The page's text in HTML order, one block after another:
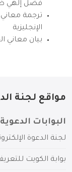
فضل إلهي
ترجمة معاني
الإنجليزية
بيان معاني
مواقع لجنة
البوابات الدعوية
لجنة الدعوة
بوابة الكويت